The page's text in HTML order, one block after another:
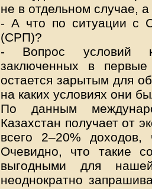
не в отдельном случае,
- А что по ситуации с
(СРП)?
- Вопрос условий
заключенных в первые
остается зарытым для
на каких условиях они
По данным
Казахстан получает от
всего 2–20% доходов,
Очевидно, что такие
выгодными для
неоднократно